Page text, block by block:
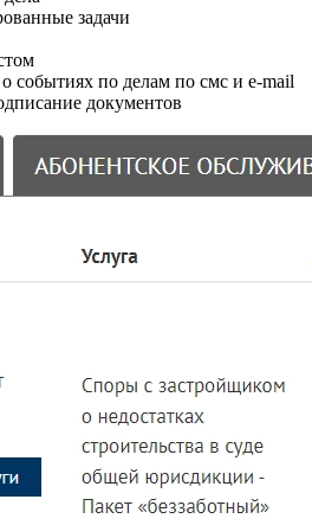
задачи
событиях по делам по смс и e-mail
документов